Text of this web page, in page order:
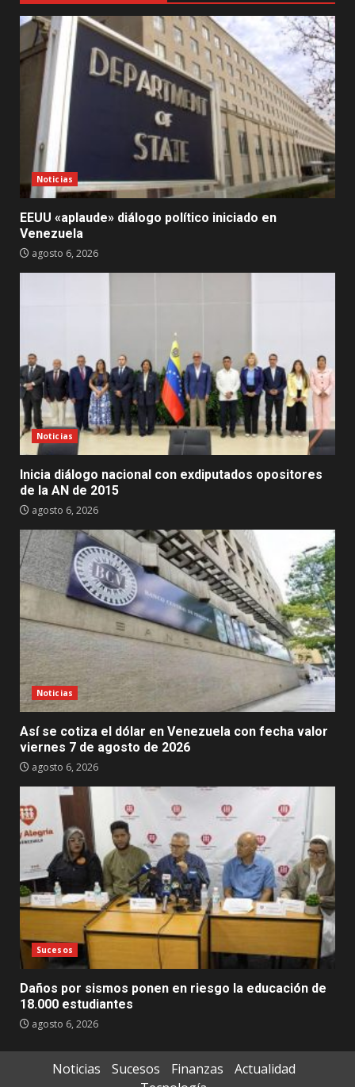
Noticias
EEUU «aplaude» diálogo político iniciado en
Venezuela
agosto 6, 2026
Noticias
Inicia diálogo nacional con exdiputados opositores
de la AN de 2015
agosto 6, 2026
Noticias
Así se cotiza el dólar en Venezuela con fecha valor
viernes 7 de agosto de 2026
agosto 6, 2026
Sucesos
Daños por sismos ponen en riesgo la educación de
18.000 estudiantes
agosto 6, 2026
Noticias Sucesos Finanzas
Actualidad